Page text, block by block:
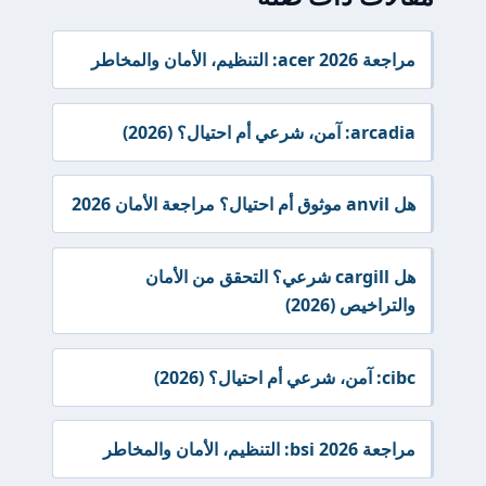
مراجعة acer 2026: التنظيم، الأمان والمخاطر
arcadia: آمن، شرعي أم احتيال؟ (2026)
هل anvil موثوق أم احتيال؟ مراجعة الأمان 2026
هل cargill شرعي؟ التحقق من الأمان
والتراخيص (2026)
cibc: آمن، شرعي أم احتيال؟ (2026)
مراجعة bsi 2026: التنظيم، الأمان والمخاطر